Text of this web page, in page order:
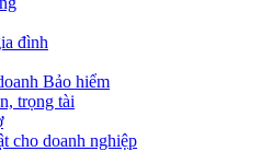
đình
Bảo hiểm
trọng tài
cho doanh nghiệp